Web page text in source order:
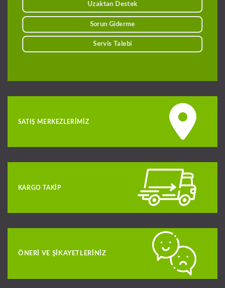
Uzaktan Destek
Sorun Giderme
Servis Talebi
SATIŞ MERKEZLERIMIZ
KARGO TAKIP
ÖNERI VE ŞIKAYETLERINIZ